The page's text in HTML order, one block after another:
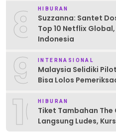
8 HIBURAN
Suzzanna: Santet
Top 10 Netflix
Indonesia
9 INTERNASIONAL
Malaysia Selidiki
Bisa Lolos
10HIBURAN
Tiket Tambahan The
Langsung Ludes,